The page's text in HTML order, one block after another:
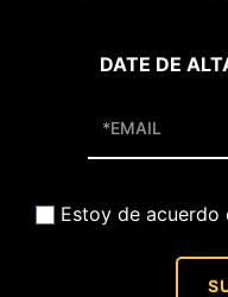
DATE DE
Estoy de